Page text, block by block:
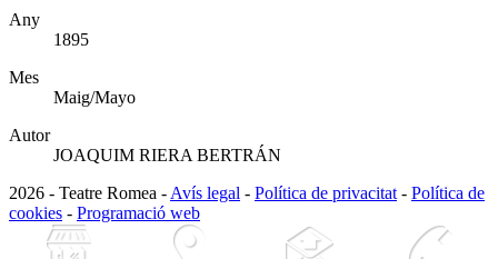
Any
1895
Mes
Maig/Mayo
Autor
JOAQUIM RIERA BERTRÁN
2026 - Teatre Romea - Avís legal - Política de privacitat - Política de
cookies - Programació web